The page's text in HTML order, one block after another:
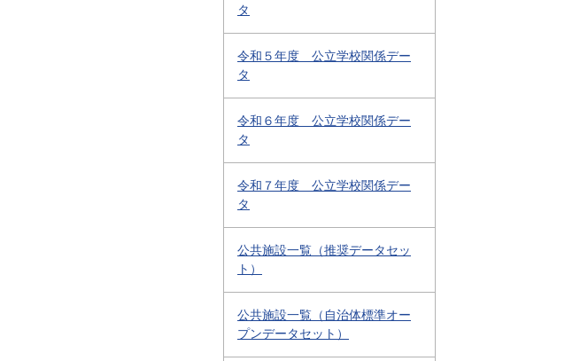
タ
令和５年度 公立学校関係デー
タ
令和６年度 公立学校関係デー
タ
令和７年度 公立学校関係デー
タ
公共施設一覧（推奨データセッ
ト）
公共施設一覧（自治体標準オー
プンデータセット）